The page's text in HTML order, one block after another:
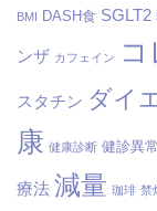
BMI DASH食 SGLT2
ンザ カフェイン
スタチン ダイ
康 健康診断 健診異常
療法 減量 珈琲 禁